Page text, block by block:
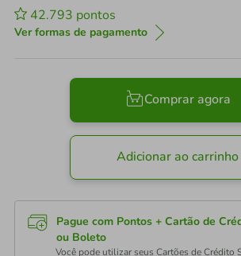
42.793 pontos
Ver formas de pagamento
Comprar agora
Adicionar ao carrinho
Pague com Pontos + Cartão de
ou Boleto
Você pode utilizar seus Cartões de Crédito